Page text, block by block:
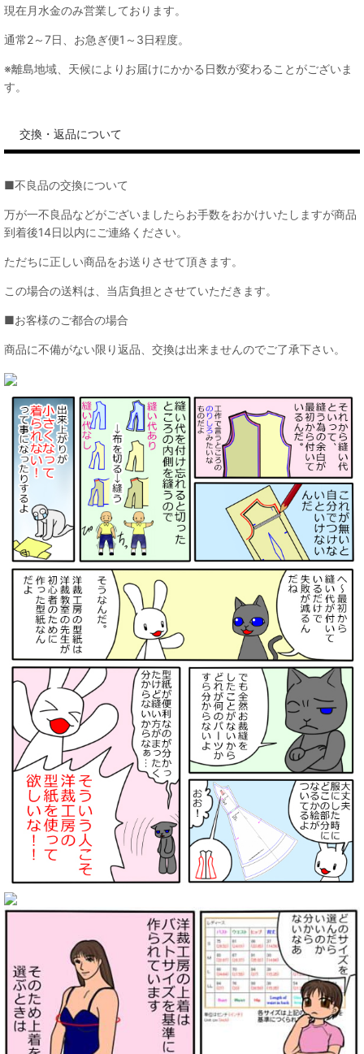
現在月水金のみ営業しております。
通常2～7日、お急ぎ便1～3日程度。
※離島地域、天候によりお届けにかかる日数が変わることがございま
す。
交換・返品について
■不良品の交換について
万が一不良品などがございましたらお手数をおかけいたしますが商品
到着後14日以内にご連絡ください。
ただちに正しい商品をお送りさせて頂きます。
この場合の送料は、当店負担とさせていただきます。
■お客様のご都合の場合
商品に不備がない限り返品、交換は出来ませんのでご了承下さい。